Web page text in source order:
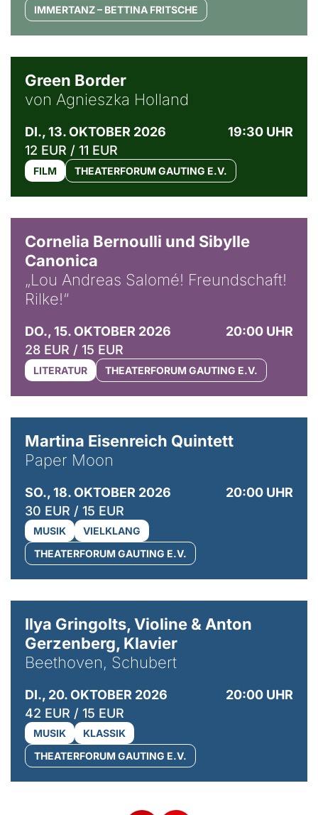
IMMERTANZ – BETTINA FRITSCHE
Green Border
von Agnieszka Holland
DI., 13. OKTOBER 2026
19:30 UHR
12 EUR / 11 EUR
FILM THEATERFORUM GAUTING E.V.
Cornelia Bernoulli und Sibylle
Canonica
„Lou Andreas Salomé! Freundschaft!
Rilke!“
DO., 15. OKTOBER 2026
20:00 UHR
28 EUR / 15 EUR
LITERATUR THEATERFORUM GAUTING E.V.
Martina Eisenreich Quintett
Paper Moon
SO., 18. OKTOBER 2026
20:00 UHR
30 EUR / 15 EUR
MUSIK
VIELKLANG
THEATERFORUM GAUTING E.V.
Ilya Gringolts, Violine & Anton
Gerzenberg, Klavier
Beethoven, Schubert
DI., 20. OKTOBER 2026
20:00 UHR
42 EUR / 15 EUR
MUSIK
KLASSIK
THEATERFORUM GAUTING E.V.